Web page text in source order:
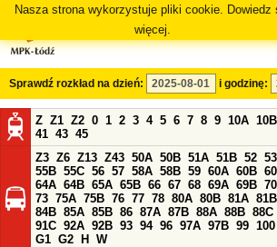
Nasza strona wykorzystuje pliki cookie. Dowiedz
więcej.
Sprawdź rozkład na dzień: i godzinę:
Z Z1 Z2 0 1 2 3 4 5 6 7 8 9 10A 10B
41 43 45
Z3 Z6 Z13 Z43 50A 50B 51A 51B 52
55B 55C 56 57 58A 58B 59 60A 60B
64A 64B 65A 65B 66 67 68 69A 69B 70
73 75A 75B 76 77 78 80A 80B 81A 81B
84B 85A 85B 86 87A 87B 88A 88B 88C
91C 92A 92B 93 94 96 97A 97B 99 100
G1 G2 H
W